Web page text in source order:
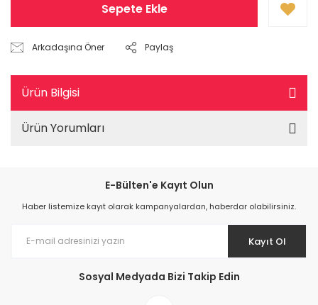
Sepete Ekle
Arkadaşına Öner Paylaş
Ürün Bilgisi
Ürün Yorumları
E-Bülten'e Kayıt Olun
Haber listemize kayıt olarak kampanyalardan, haberdar olabilirsiniz.
Kayıt Ol
Sosyal Medyada Bizi Takip Edin